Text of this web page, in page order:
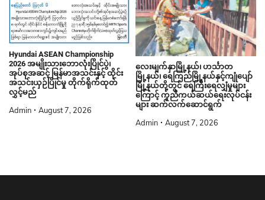
Hyundai ASEAN Championship
2026 အမျိုးသားဘောလုံးပြိုင်ပွဲ၊
အုပ်စုအဆင့် မြန်မာအသင်းနှင့် ထိုင်း
အသင်းယှဉ်ပြိုင်မှု တိုက်ရိုက်ထုတ်
လွှင့်မည်
Admin August 7, 2026
လေးမျက်နှာမြို့နယ်၊ ဟင်္သာတ
မြို့နယ်၊ ရေကြည်မြို့နယ်နှင့်ကျုံပျော်
မြို့နယ်တို့တွင် ရေကြီးရေလျှံမှုများ
ကြောင့် ကူညီကယ်ဆယ်ရေးလုပ်ငန်း
များ ဆက်လက်ဆောင်ရွက်
Admin August 7, 2026